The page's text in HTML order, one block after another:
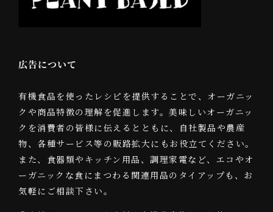
広告について
有機食品を使ったレシピを提供することで、オーガニッ
クや商品特徴の理解を促進します。美味しいオーガニッ
クを消費者の皆様に伝えるとともに、自社製品や農産
物、各種サービス等の販路拡大にもお役立てください。
また、食器類やキッチン用品、調理家電など、エコやオ
ーガニックな食にまつわる関連用品のタイアップも、お
気軽にご相談下さい。